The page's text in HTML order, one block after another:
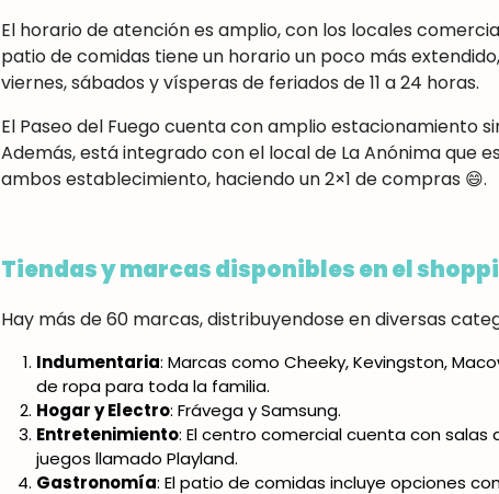
El horario de atención es amplio, con los locales
patio de comidas tiene un horario un poco más
viernes, sábados y vísperas de feriados de 11 a 24 horas.
El Paseo del Fuego cuenta con amplio estacionamiento
Además, está integrado con el local de La Anónima que
ambos establecimiento, haciendo un 2×1 de compras 😄.
Tiendas y marcas disponibles en el
Hay más de 60 marcas, distribuyendose en diversas
Indumentaria: Marcas como Cheeky, Kevingston,
de ropa para toda la familia.
Hogar y Electro: Frávega y Samsung.
Entretenimiento: El centro comercial cuenta con salas
juegos llamado Playland.
Gastronomía: El patio de comidas incluye opciones